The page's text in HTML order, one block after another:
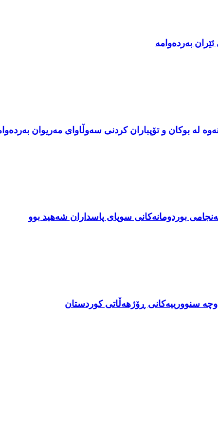
بەردەوامە
لە بوکان و تۆپباران کردنی سەوڵاوای مەریوان
بوردومانەکانی سوپای پاسداران شەهید بوو
سنوورییەکانی ڕۆژهەڵاتی کوردستان